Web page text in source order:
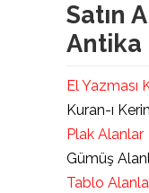
Satın
Antika
El Yazması
Kuran-ı
Plak Alanlar
Gümüş
Tablo